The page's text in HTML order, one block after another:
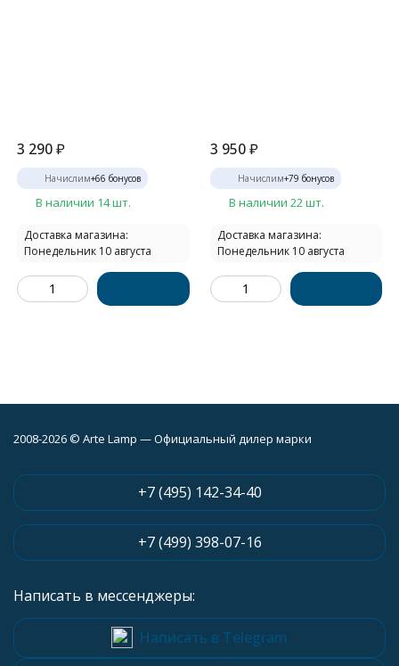
3 290₽
Начислим+66 бонусов
В наличии 14 шт.
Доставка магазина:
Понедельник 10 августа
3 950 ₽
Начислим+79 бонусов
В наличии 22 шт.
Доставка магазина:
Понедельник 10 августа
2008-2026 © Arte Lamp — Официальный дилер марки
+7 (495) 142-34-40
+7 (499) 398-07-16
Написать в мессенджеры:
Написать в Telegram